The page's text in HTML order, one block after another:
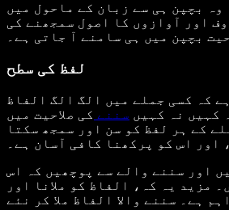
وہ بچپن ہی سے زبان کے ماحول میں
اور آوازوں کا اصول سمجھنے کی
لفظ کی سطح
کہ کسی جملے میں الگ الگ الفاظ
کہیں نہ کہیں سننے کی صلاحیت میں
کے ہر لفظ کو سن اور سمجھ سکتا
اور سننے والے سے پوچھیں کہ اس
مزید یہ کہ، الفاظ کو ملانا اور
ہے۔ سننے والا الفاظ ملا کر نئے